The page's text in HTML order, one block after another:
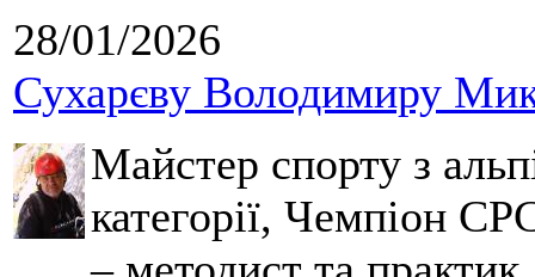
28/01/2026
Сухарєву Володимиру
Майстер спорту з
категорії, Чемпіон